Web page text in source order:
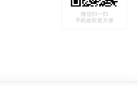
微信扫一扫
手机收听更方便